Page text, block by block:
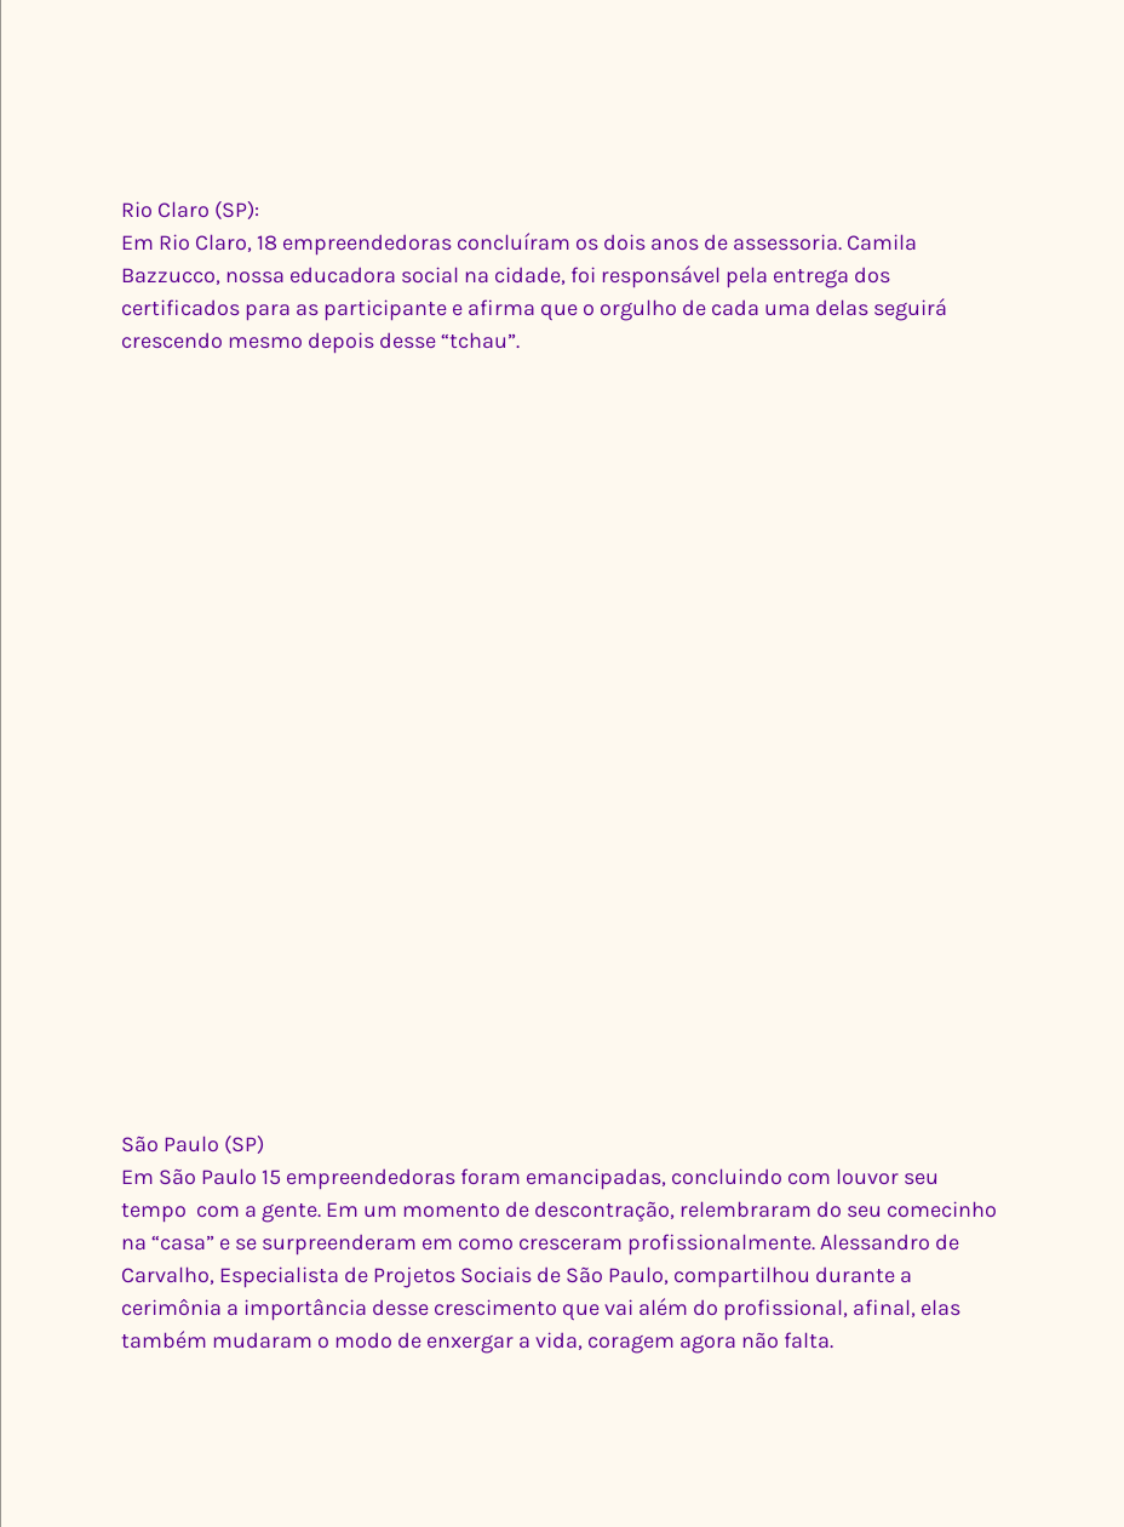
Rio Claro (SP):
Em Rio Claro, 18 empreendedoras concluíram os dois anos de assessoria. Camila
Bazzucco, nossa educadora social na cidade, foi responsável pela entrega dos
certificados para as participante e afirma que o orgulho de cada uma delas seguirá
crescendo mesmo depois desse “tchau”.
São Paulo (SP)
Em São Paulo 15 empreendedoras foram emancipadas, concluindo com louvor seu
tempo  com a gente. Em um momento de descontração, relembraram do seu comecinho
na “casa” e se surpreenderam em como cresceram profissionalmente. Alessandro de
Carvalho, Especialista de Projetos Sociais de São Paulo, compartilhou durante a
cerimônia a importância desse crescimento que vai além do profissional, afinal, elas
também mudaram o modo de enxergar a vida, coragem agora não falta.